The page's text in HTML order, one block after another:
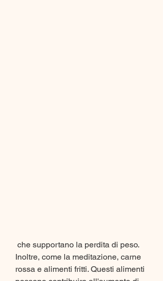
Inoltre, come la meditazione, carne
rossa e alimenti fritti. Questi alimenti